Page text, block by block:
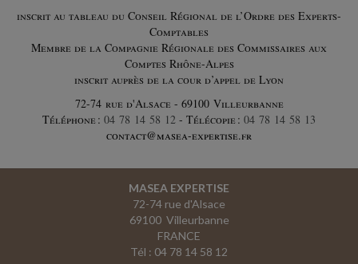
FRAUDES SOCIALE ET FISCALE : RNE, DOMICILIATION ET LCB-
FT, CE QUI CHANGE POUR LES ENTREPRISES
La loi du 25 juin 2026 visant à lutter contre les fraudes sociales et
fiscales introduit plusieurs mesures, notamment en matière
d'immatriculation et de...
Fiscal TPE-22/07/2026
revenu « Madelin » (aussi appelée « IR-PME ») au titre d'un apport en
compte courant d'associé...
inscrit au tableau du Conseil Régional de l’Ordre des Experts-
Comptables
Membre de la Compagnie Régionale des Commissaires aux
Comptes Rhône-Alpes
inscrit auprès de la cour d’appel de Lyon
72-74 rue d'Alsace - 69100 Villeurbanne
Téléphone : 04 78 14 58 12 - Télécopie : 04 78 14 58 13
contact@masea-expertise.fr
MASEA EXPERTISE
72-74 rue d'Alsace
69100 Villeurbanne
FRANCE
Tél : 04 78 14 58 12